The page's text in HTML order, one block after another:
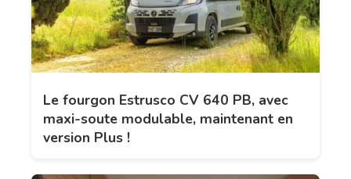
Le fourgon Estrusco CV 640 PB, avec
maxi-soute modulable, maintenant en
version Plus !